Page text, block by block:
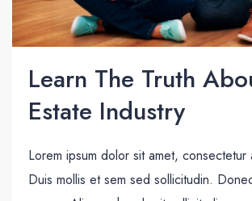
Learn The Truth
Estate Industry
Lorem ipsum dolor sit amet, consectetur
Duis mollis et sem sed sollicitudin.